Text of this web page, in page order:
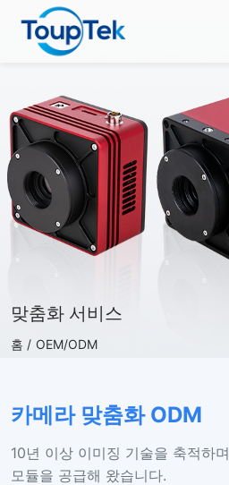
맞춤화 서비스
홈 / OEM/ODM
카메라 맞춤화 ODM
10년 이상 이미징 기술을 축적하며
모듈을 공급해 왔습니다.